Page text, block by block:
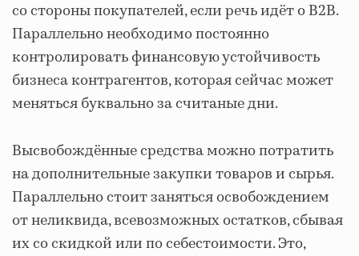
со стороны покупателей, если речь идёт о B2B.
Параллельно необходимо постоянно
контролировать финансовую устойчивость
бизнеса контрагентов, которая сейчас может
меняться буквально за считаные дни.
Высвобождённые средства можно потратить
на дополнительные закупки товаров и сырья.
Параллельно стоит заняться освобождением
от неликвида, всевозможных остатков, сбывая
их со скидкой или по себестоимости. Это,